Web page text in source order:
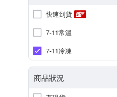
快速到貨
7-11常溫
7-11冷凍
商品狀況